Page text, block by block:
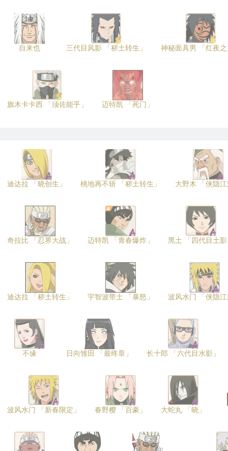
自来也 三代目风影 「秽土转生」 神秘面具男 「红夜
旗木卡卡西 「须佐能乎」 迈特凯 「死门」
迪达拉 「晓创生」 桃地再不斩 「秽土转生」 大野木 「侠隐
奇拉比 「忍界大战」 迈特凯 「青春爆炸」 黑土 「四代目土
迪达拉 「秽土转生」 宇智波带土 「暴怒」 波风水门 「侠隐
不缘 日向雏田 「最终章」 长十郎 「六代目水影」
波风水门 「新春限定」 春野樱 「百豪」 大蛇丸 「晓」